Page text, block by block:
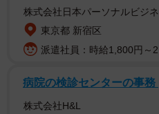
株式会社日本パーソナルビジネ
東京都 新宿区
派遣社員：時給1,800円～
病院の検診センターの事務
株式会社H&L